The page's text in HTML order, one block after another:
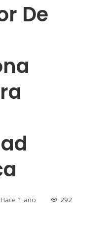
De
Hace 1 año 292